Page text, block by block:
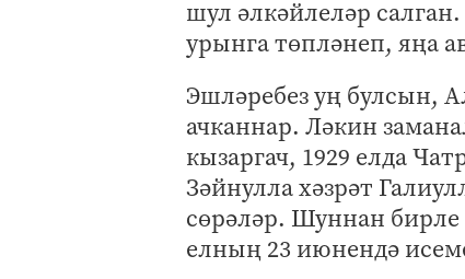
шул әлкәйлеләр
урынга төпләнеп, яңа
Эшләребез уң булсын,
ачканнар. Ләкин
кызаргач, 1929 елда
Зәйнулла хәзрәт
сөрәләр. Шуннан бирле
елның 23 июнендә